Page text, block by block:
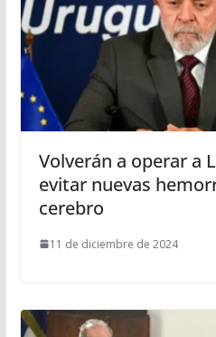
Volverán a operar a
evitar nuevas
cerebro
11 de diciembre de 2024